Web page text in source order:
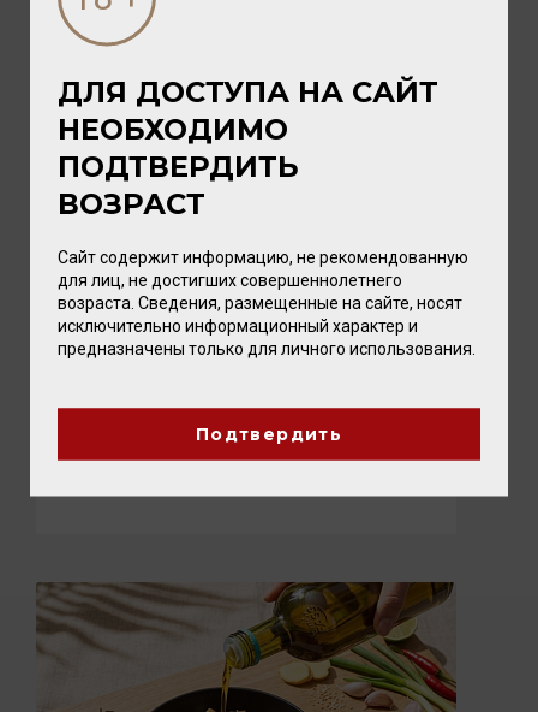
03 АВГУСТА 2026
Новые вина Tenuta Ulisse: восемь
Впервые два вина этой винодельни мы
ДЛЯ ДОСТУПА НА САЙТ
НЕОБХОДИМО
ПОДТВЕРДИТЬ
ВОЗРАСТ
Сайт содержит информацию, не рекомендованную
для лиц, не достигших совершеннолетнего
возраста. Сведения, размещенные на сайте, носят
исключительно информационный характер и
предназначены только для личного использования.
Подтвердить